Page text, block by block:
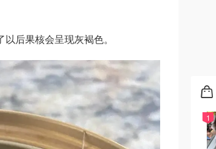
后果核会呈现灰褐色。